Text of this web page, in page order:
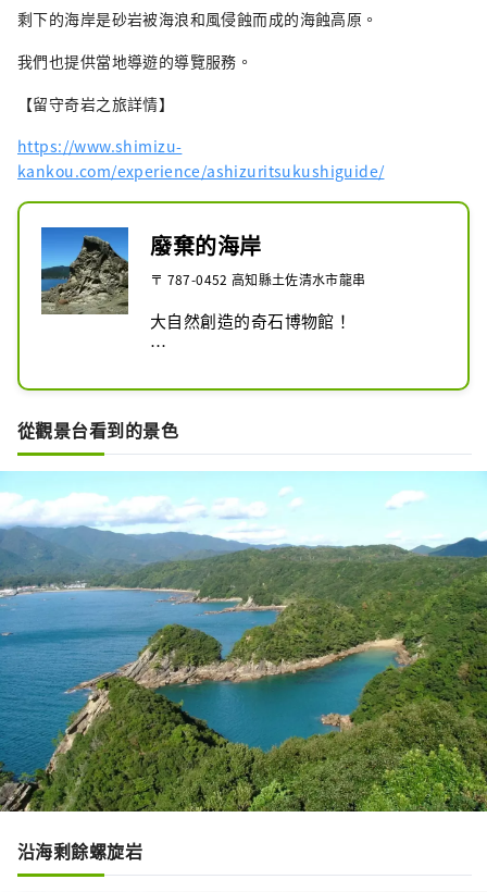
剩下的海岸是砂岩被海浪和風侵蝕而成的海蝕高原。
我們也提供當地導遊的導覽服務。
【留守奇岩之旅詳情】
https://www.shimizu-
kankou.com/experience/ashizuritsukushiguide/
廢棄的海岸
〒 787-0452 高知縣土佐清水市龍串
大自然創造的奇石博物館！
的船到達。
「美作」的起源是著名僧侶「空海（弘
法大師）」造訪此地時。
據說這是因為山勢太陡，無法登臨而將
其拋在了一邊。
留守海岸有許多奇特巨大的岩石，看起
來就像是龍串海岸的放大版。
如果繞著眺望台眺望龍串灣的話，
即使是成年人的腳也需要一個多小時。
這裡有幾個選項
您也可以從玻璃底船返回而無需上岸，
或看到可以在 5 至 10 分鐘內輕鬆到達
的岩石。
從觀景台看到的景色
沿海剩餘螺旋岩